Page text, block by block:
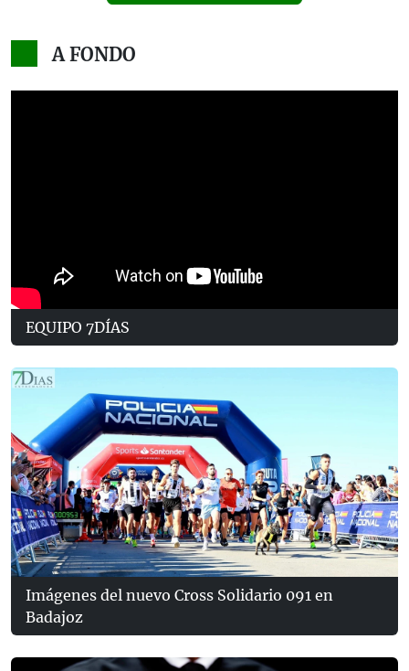
A FONDO
EQUIPO 7DÍAS
Imágenes del nuevo Cross Solidario 091 en
Badajoz